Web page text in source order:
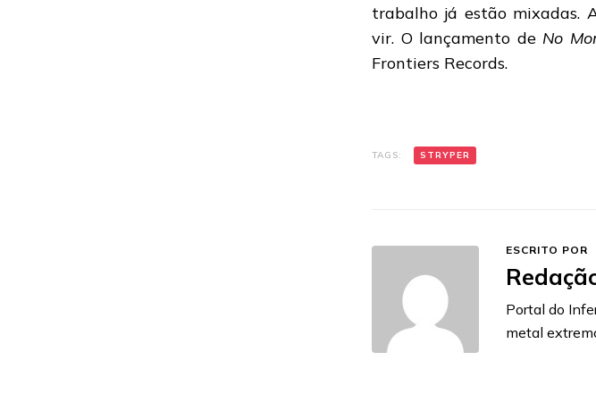
trabalho já estão mixadas.
vir. O lançamento de No
Frontiers Records.
TAGS: STRYPER
ESCRITO POR
Portal do
metal